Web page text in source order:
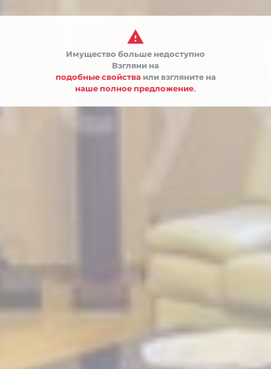

Имущество больше недоступно
Взгляни на
подобные свойства или взгляните на
наше полное предложение.